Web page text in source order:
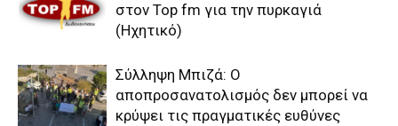
στον Top fm για την πυρκαγιά
(Ηχητικό)
Σύλληψη Μπιζά: Ο
αποπροσανατολισμός δεν μπορεί να
κρύψει τις πραγματικές ευθύνες